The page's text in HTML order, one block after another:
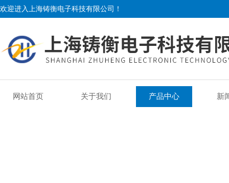
欢迎进入上海铸衡电子科技有限公司！
网站首页 关于我们 产品中心 新